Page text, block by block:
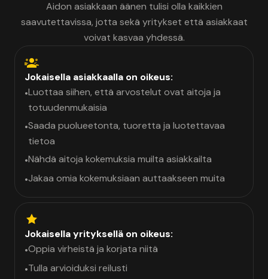
Aidon asiakkaan äänen tulisi olla kaikkien
saavutettavissa, jotta sekä yritykset että asiakkaat
voivat kasvaa yhdessä.
Jokaisella asiakkaalla on oikeus:
•Luottaa siihen, että arvostelut ovat aitoja ja
totuudenmukaisia
•Saada puolueetonta, tuoretta ja luotettavaa
tietoa
•Nähdä aitoja kokemuksia muilta asiakkailta
•Jakaa omia kokemuksiaan auttaakseen muita
Jokaisella yrityksellä on oikeus:
•Oppia virheistä ja korjata niitä
•Tulla arvioiduksi reilusti